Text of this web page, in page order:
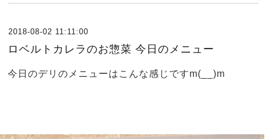
2018-08-02 11:11:00
ロベルトカレラのお惣菜 今日のメニュー
今日のデリのメニューはこんな感じですm(__)m